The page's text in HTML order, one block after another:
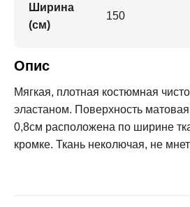
Ширина
(см)
150
Опис
Мягкая, плотная костюмная
эластаном. Поверхность
0,8см расположена по ширине
кромке. Ткань неколючая, не